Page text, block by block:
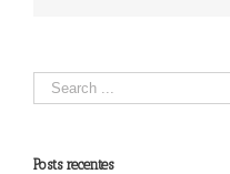
Posts recentes